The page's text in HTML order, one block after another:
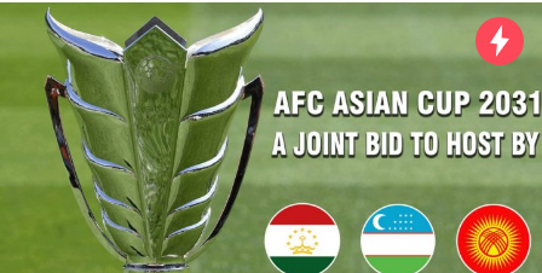
e
a
r
g
o